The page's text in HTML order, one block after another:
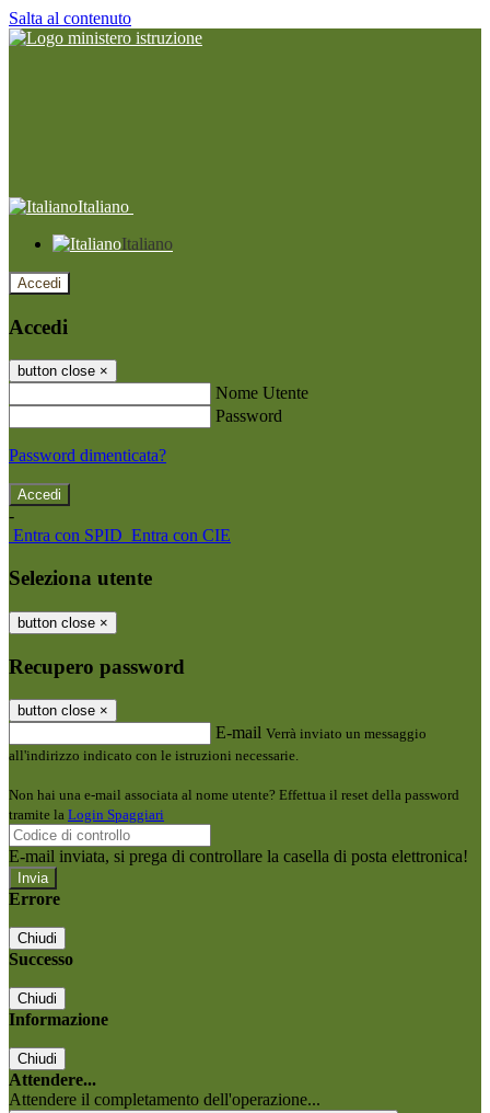
Salta al contenuto
Italiano
Italiano
Accedi
Accedi
button close ×
Nome Utente
Password
Password dimenticata?
-
Entra con SPID Entra con CIE
Seleziona utente
button close ×
Recupero password
button close ×
E-mail Verrà inviato un messaggio
all'indirizzo indicato con le istruzioni necessarie.
Non hai una e-mail associata al nome utente? Effettua il reset della password
tramite la Login Spaggiari
E-mail inviata, si prega di controllare la casella di posta elettronica!
Errore
Chiudi
Successo
Chiudi
Informazione
Chiudi
Attendere...
Attendere il completamento dell'operazione...